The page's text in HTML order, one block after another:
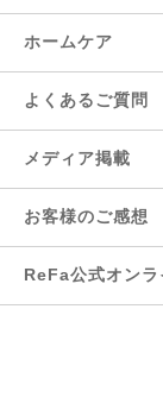
ホームケア
よくあるご質問
メディア掲載
お客様のご感想
ReFa公式オン